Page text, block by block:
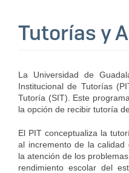
Tutorías y
La Universidad de
Institucional de Tutorías
Tutoría (SIT). Este
la opción de recibir tutoría
El PIT conceptualiza la
al incremento de la calidad
la atención de los
rendimiento escolar del